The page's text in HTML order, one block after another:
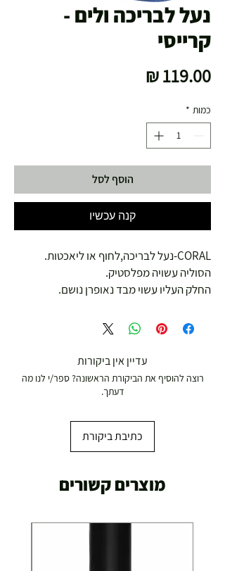
נעל לבריכה ולים -
קרייסי
כמות *
הוסף לסל
קנה עכשיו
CORAL-נעל לבריכה,לחוף או ליאכטות.
הסוליה עשויה מפלסטיק.
החלק העליו עשוי מבד נאופרן נושם.
עדיין אין ביקורות
רוצה להוסיף את הביקורת הראשונה? ספר/י לנו מה
דעתך.
כתיבת ביקורת
מוצרים קשורים